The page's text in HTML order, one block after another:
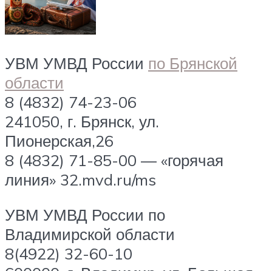
УВМ УМВД России по Брянской
области
8 (4832) 74-23-06
241050, г. Брянск, ул.
Пионерская,26
8 (4832) 71-85-00 — «горячая
линия» 32.mvd.ru/ms
УВМ УМВД России по
Владимирской области
8(4922) 32-60-10